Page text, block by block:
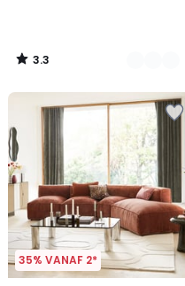
3.3
/
35% VANAF 2*